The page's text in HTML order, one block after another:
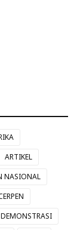
ARTIKEL
NASIONAL
DEMONSTRASI